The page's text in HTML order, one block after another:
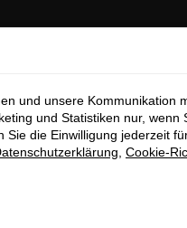
und unsere Kommunikation
und Statistiken nur, wenn
die Einwilligung jederzeit
Cookie-